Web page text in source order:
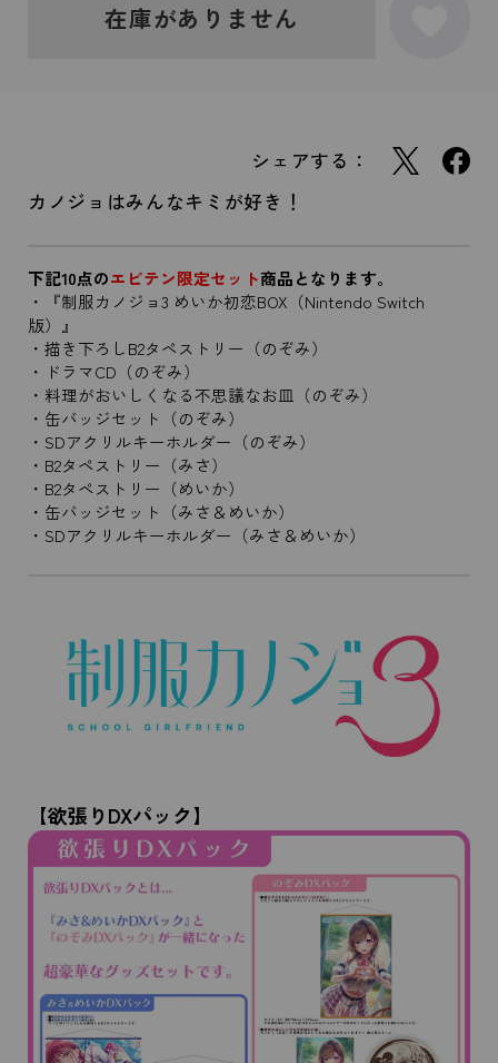
在庫がありません
シェアする：
カノジョはみんなキミが好き！
下記10点のエビテン限定セット商品となります。
・『制服カノジョ3 めいか初恋BOX（Nintendo Switch
版）』
・描き下ろしB2タペストリー（のぞみ）
・ドラマCD（のぞみ）
・料理がおいしくなる不思議なお皿（のぞみ）
・缶バッジセット（のぞみ）
・SDアクリルキーホルダー（のぞみ）
・B2タペストリー（みさ）
・B2タペストリー（めいか）
・缶バッジセット（みさ＆めいか）
・SDアクリルキーホルダー（みさ＆めいか）
【欲張りDXパック】